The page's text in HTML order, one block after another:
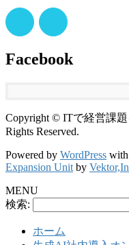
Facebook
Copyright © ITで経営課
Rights Reserved.
Powered by WordPress with
Expansion Unit by
MENU
検索:
ホーム